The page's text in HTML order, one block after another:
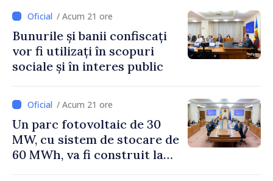
/ Acum 21 ore
Bunurile și banii confiscați
vor fi utilizați în scopuri
sociale și în interes public
/ Acum 21 ore
Un parc fotovoltaic de 30
MW, cu sistem de stocare de
60 MWh, va fi construit la